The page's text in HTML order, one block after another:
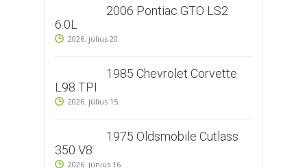
2006 Pontiac GTO LS2
6.0L
2026. július 20.
1985 Chevrolet Corvette
L98 TPI
2026. július 15.
1975 Oldsmobile Cutlass
350 V8
2026. június 16.